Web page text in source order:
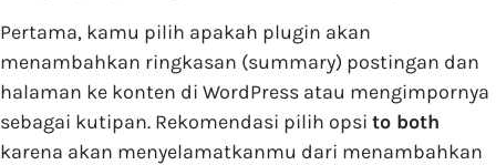
Pertama, kamu pilih apakah plugin akan
menambahkan ringkasan (summary) postingan dan
halaman ke konten di WordPress atau mengimpornya
sebagai kutipan. Rekomendasi pilih opsi to both
karena akan menyelamatkanmu dari menambahkan